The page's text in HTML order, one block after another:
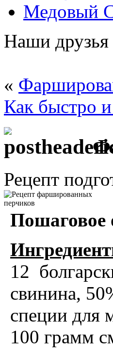
Наши друзья
«
Как быстро
Рецепт
Пошаговое
12
свинина,
специи для
100 грамм